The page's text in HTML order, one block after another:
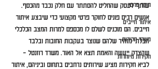
חוקר פרטי
איתור חייבים
משרד חקירות
חקירות מיוחדות
שותף לעסק שהחליט להסתתר עם חלק נכבד מהכסף.
אנשים רבים פונים לחוקר פרטי מקצועי כדי שיבצע איתור
חייבים. הם מוכנים לשלם לו מכספם למרות המצב הכלכלי
הבלתי מזהיר שלהם שנוצר בעקבות החובות ובלבד
שהצדק ייעשה והאמת תצא אל האור. משרד רוזנטל –
לביא חקירות מציע שירותים נרחבים בתחום וביניהם, איתור